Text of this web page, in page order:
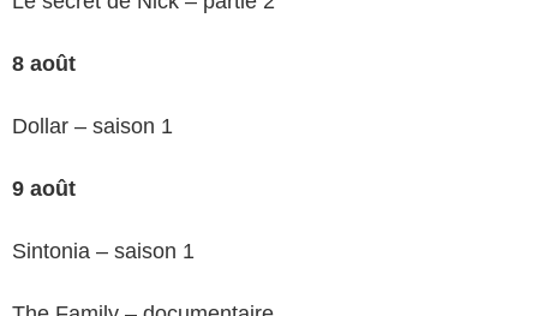
8 août
Dollar – saison 1
9 août
Sintonia – saison 1